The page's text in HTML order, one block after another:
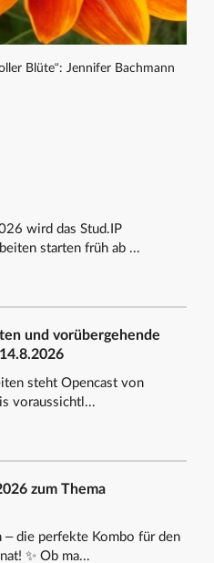
Blüte“: Jennifer Bachmann
wird das Stud.IP
starten früh ab ...
und vorübergehende
steht Opencast von
voraussichtl...
zum Thema
– die perfekte Kombo für den
✨ Ob ma...